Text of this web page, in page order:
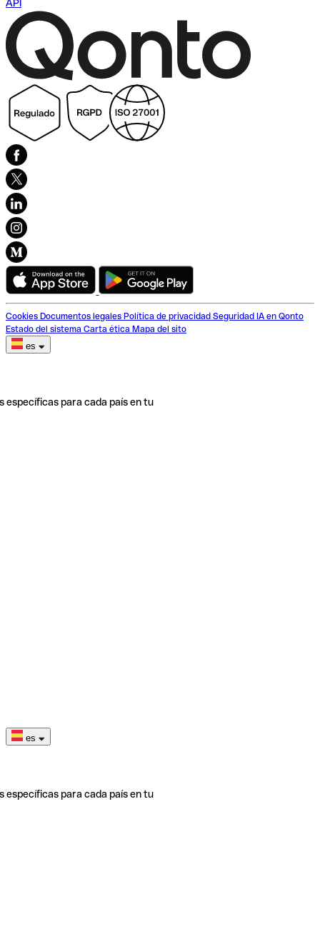
API
Cookies Documentos legales Política de privacidad Seguridad IA en Qonto
Estado del sistema Carta ética Mapa del sito
es
específicas para cada país en tu
es
específicas para cada país en tu